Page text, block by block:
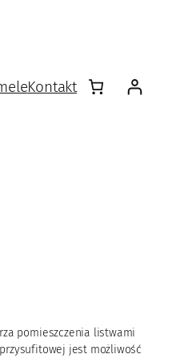
Kontakt
pomieszczenia listwami
jest możliwość